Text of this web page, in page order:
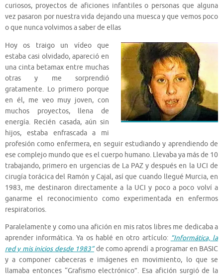
curiosos, proyectos de aficiones infantiles o personas que alguna
vez pasaron por nuestra vida dejando una muesca y que vemos poco
o que nunca volvimos a saber de ellas
Hoy os traigo un vídeo que
estaba casi olvidado, apareció en
una cinta betamax entre muchas
otras y me sorprendió
gratamente. Lo primero porque
en él, me veo muy joven, con
muchos proyectos, llena de
energía. Recién casada, aún sin
hijos, estaba enfrascada a mi
profesión como enfermera, en seguir estudiando y aprendiendo de
ese complejo mundo que es el cuerpo humano. Llevaba ya más de 10
trabajando, primero en urgencias de La PAZ y después en la UCI de
cirugía torácica del Ramón y Cajal, así que cuando llegué Murcia, en
1983, me destinaron directamente a la UCI y poco a poco volví a
ganarme el reconocimiento como experimentada en enfermos
respiratorios.
Paralelamente y como una afición en mis ratos libres me dedicaba a
aprender informática. Ya os hablé en otro artículo: “Informática, la
red y mis inicios desde 1983”de como aprendí a programar en BASIC
y a componer cabeceras e imágenes en movimiento, lo que se
llamaba entonces “Grafismo electrónico”. Esa afición surgió de la